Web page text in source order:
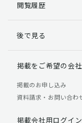
個人情報の開
る権利があります。
「個人情報の取り
【お問合せ先
TEL：03-5411-
閲覧履歴
後で見る
掲載をご希望の会
掲載のお申し込み
資料請求・お問い合わ
掲載会社用ログイン